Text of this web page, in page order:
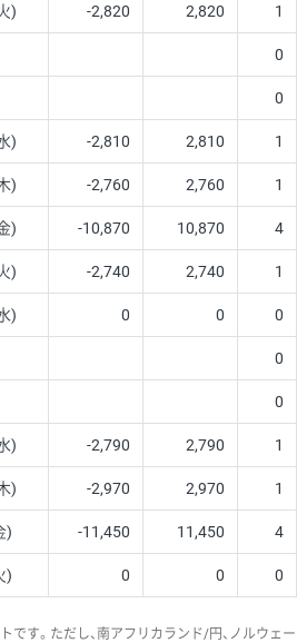
) -2,820 2,820 1
0
0
) -2,810 2,810 1
) -2,760 2,760 1
) -10,870 10,870 4
) -2,740 2,740 1
) 0 0 0
0
0
) -2,790 2,790 1
) -2,970 2,970 1
) -11,450 11,450 4
) 0 0 0
です。ただし、南アフリカランド/円、ノルウェー